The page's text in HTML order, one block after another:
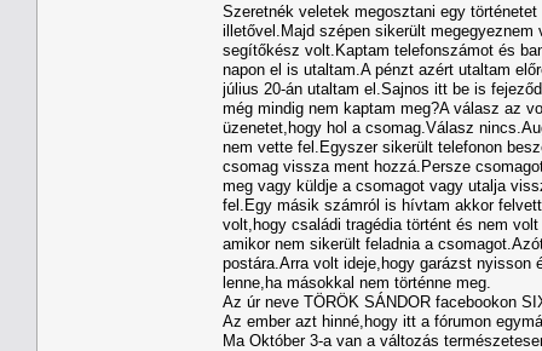
Szeretnék veletek megosztani egy
illetővel.Majd szépen sikerült
segítőkész volt.Kaptam telefonszámot és
napon el is utaltam.A pénzt azért utaltam
július 20-án utaltam el.Sajnos itt be is
még mindig nem kaptam meg?A válasz az
üzenetet,hogy hol a csomag.Válasz
nem vette fel.Egyszer sikerült telefonon
csomag vissza ment hozzá.Persze
meg vagy küldje a csomagot vagy utalja
fel.Egy másik számról is hívtam akkor
volt,hogy családi tragédia történt és nem
amikor nem sikerült feladnia a
postára.Arra volt ideje,hogy garázst
lenne,ha másokkal nem történne meg.
Az úr neve TÖRÖK SÁNDOR facebookon
Az ember azt hinné,hogy itt a fórumon
Ma Október 3-a van a változás